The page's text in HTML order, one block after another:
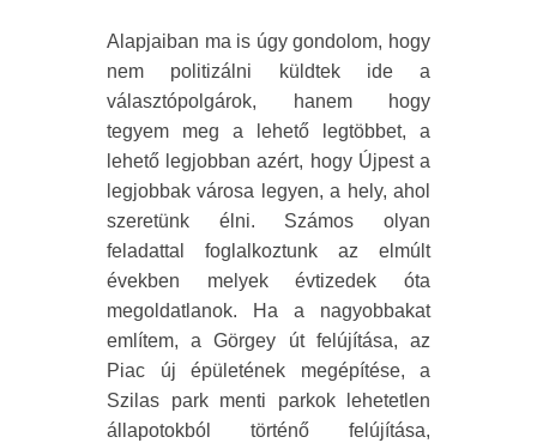
Alapjaiban ma is úgy gondolom, hogy
nem politizálni küldtek ide a
választópolgárok, hanem hogy
tegyem meg a lehető legtöbbet, a
lehető legjobban azért, hogy Újpest a
legjobbak városa legyen, a hely, ahol
szeretünk élni. Számos olyan
feladattal foglalkoztunk az elmúlt
években melyek évtizedek óta
megoldatlanok. Ha a nagyobbakat
említem, a Görgey út felújítása, az
Piac új épületének megépítése, a
Szilas park menti parkok lehetetlen
állapotokból történő felújítása,